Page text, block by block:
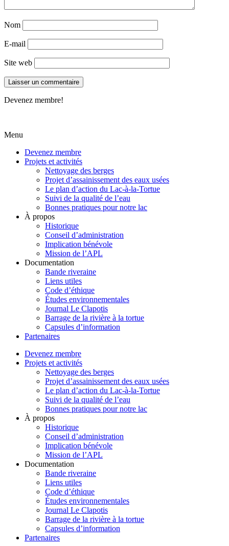
Nom
E-mail
Site web
Devenez membre!
Menu
Devenez membre
Projets et activités
Nettoyage des berges
Projet d’assainissement des eaux usées
Le plan d’action du Lac-à-la-Tortue
Suivi de la qualité de l’eau
Bonnes pratiques pour notre lac
À propos
Historique
Conseil d’administration
Implication bénévole
Mission de l’APL
Documentation
Bande riveraine
Liens utiles
Code d’éthique
Études environnementales
Journal Le Clapotis
Barrage de la rivière à la tortue
Capsules d’information
Partenaires
Devenez membre
Projets et activités
Nettoyage des berges
Projet d’assainissement des eaux usées
Le plan d’action du Lac-à-la-Tortue
Suivi de la qualité de l’eau
Bonnes pratiques pour notre lac
À propos
Historique
Conseil d’administration
Implication bénévole
Mission de l’APL
Documentation
Bande riveraine
Liens utiles
Code d’éthique
Études environnementales
Journal Le Clapotis
Barrage de la rivière à la tortue
Capsules d’information
Partenaires